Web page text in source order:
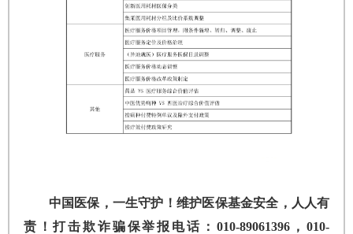
中国医保，一生守护！维护医保基金安全，人人有
责！打击欺诈骗保举报电话：010-89061396，010-